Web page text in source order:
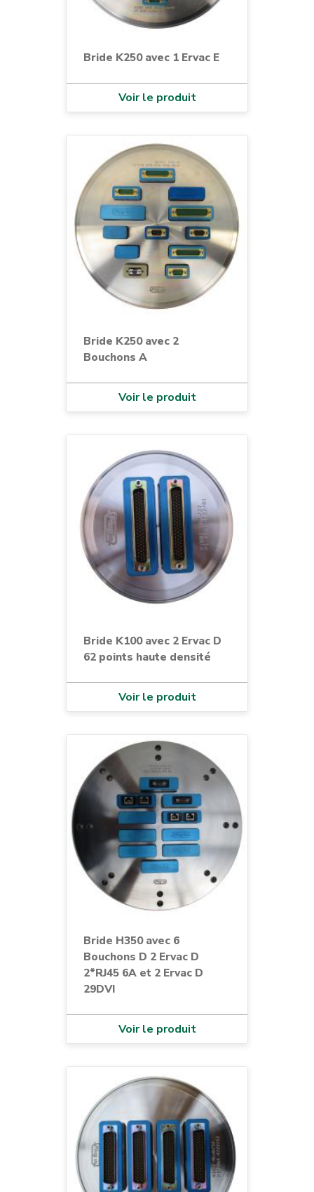
Bride K250 avec 1 Ervac E
Voir le produit
Bride K250 avec 2
Bouchons A
Voir le produit
Bride K100 avec 2 Ervac D
62 points haute densité
Voir le produit
Bride H350 avec 6
Bouchons D 2 Ervac D
2*RJ45 6A et 2 Ervac D
29DVI
Voir le produit